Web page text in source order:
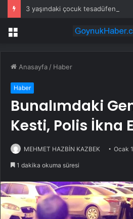
3 yaşındaki çocuk tesadüfen
Menü
Anasayfa / Haber
Haber
Bunalımdaki
Kesti, Polis İkna
MEHMET HAZBİN KAZBEK Ocak
1 dakika okuma süresi